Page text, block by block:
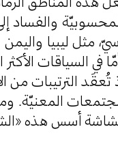
والفساد
مثل ليبيا
السياقات الأكثر
تُعقَد الترتيبات
المعنيّة.
أسس هذه